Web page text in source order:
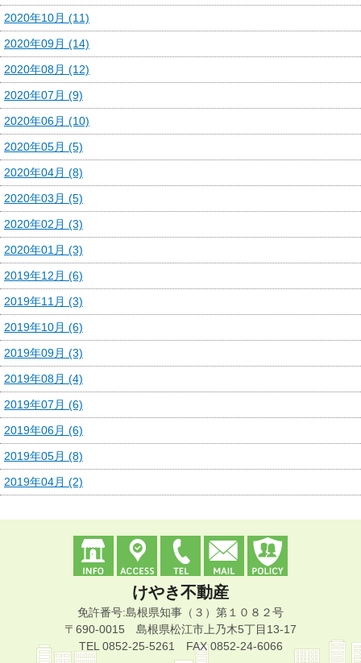
2020年10月 (11)
2020年09月 (14)
2020年08月 (12)
2020年07月 (9)
2020年06月 (10)
2020年05月 (5)
2020年04月 (8)
2020年03月 (5)
2020年02月 (3)
2020年01月 (3)
2019年12月 (6)
2019年11月 (3)
2019年10月 (6)
2019年09月 (3)
2019年08月 (4)
2019年07月 (6)
2019年06月 (6)
2019年05月 (8)
2019年04月 (2)
けやき不動産
免許番号:島根県知事（３）第１０８２号
〒690-0015 島根県松江市上乃木5丁目13-17
TEL 0852-25-5261 FAX 0852-24-6066